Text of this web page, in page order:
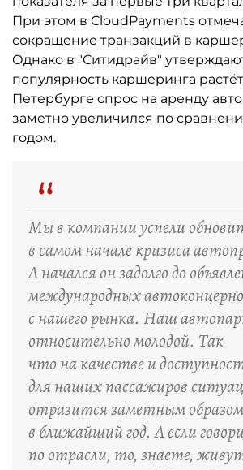
При этом в CloudPayments
сокращение транзакций в
Однако в "Ситидрайв"
популярность каршеринга
Петербурге спрос на аренду
заметно увеличился по
годом.
“
Мы в компании успели
в самом начале кризиса
А начался он задолго до
международных
с нашего рынка. Наш
относительно молодой. Так
что на качестве и
для наших пассажиров
отразится заметным образом
в ближайший год. А если
по отрасли, то, знаете,